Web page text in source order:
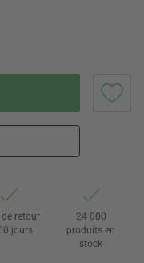
retour
jours
24 000
produits en
stock